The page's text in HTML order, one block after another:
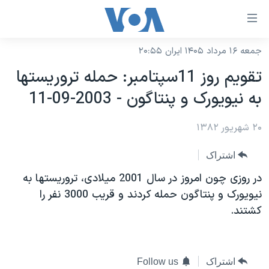
لینکهای
دسترسی
جهش
محتوای
اصلی
اصلی
جهش
نسخه سبک وب‌سایت
موضوع ها
ایران
آمریکا
ورزشی
گزیده‌ها
ویدیوها
برنامه های تلویزیونی
جدول برنامه ها
صفحه‌های ویژه
جام جهانی ۲۰۲۶
عملیات خشم حماسی
بایگانی برنامه‌های تلویزیونی
فرکانس‌های صدای آمریکا
پخش رادیویی
جمعه ۱۶ مرداد ۱۴۰۵ ایران ۲۰:۵۵
تقويم روز 11سپتامبر: حمله تروريستها
به نيويورک و پنتاگون - 2003-09-11
۲۰ شهریور ۱۳۸۲
اشتراک
در روزی چون امروز در سال 2001 ميلادی، تروريستها به
نيويورک و پنتاگون حمله کردند و قريب 3000 نفر را
کشتند.
اشتراک Follow us